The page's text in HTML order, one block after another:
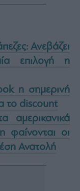
Ανεβάζει
επιλογή η
η σημερινή
το discount
αμερικανικά
οι
Ανατολή